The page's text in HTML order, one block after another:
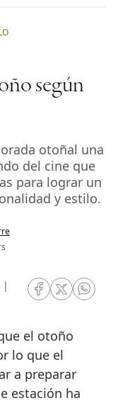
según
otoñal una
del cine que
para lograr un
y estilo.
|
RRSS Facebook
RRSSRRSS
lo que el
a preparar
estación ha